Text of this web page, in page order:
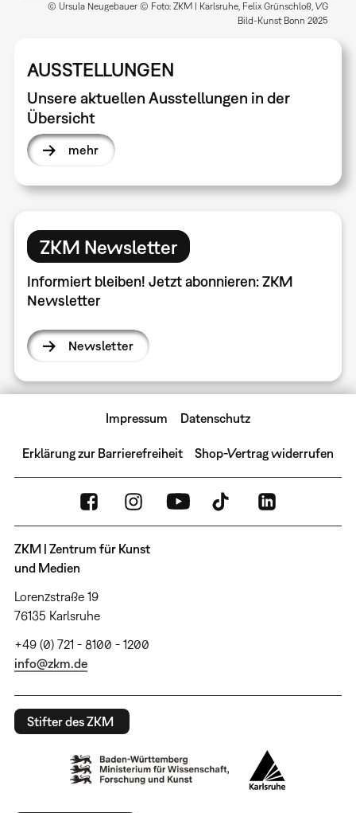
AUSSTELLUNGEN
Unsere aktuellen Ausstellungen in der
Übersicht
mehr
© Ursula Neugebauer © Foto: ZKM | Karlsruhe, Felix Grünschloß, VG
Bild-Kunst Bonn 2025
ZKM Newsletter
Informiert bleiben! Jetzt abonnieren: ZKM
Newsletter
Newsletter
Impressum Datenschutz
Erklärung zur Barrierefreiheit Shop-Vertrag widerrufen
ZKM | Zentrum für Kunst
und Medien
Lorenzstraße 19
76135 Karlsruhe
+49 (0) 721 - 8100 - 1200
info@zkm.de
Stifter des ZKM